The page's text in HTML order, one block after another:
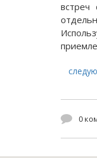
0